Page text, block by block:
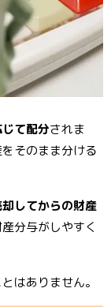
て配分されま
そのまま分ける
却してからの財産
分与がしやすく
はありません。